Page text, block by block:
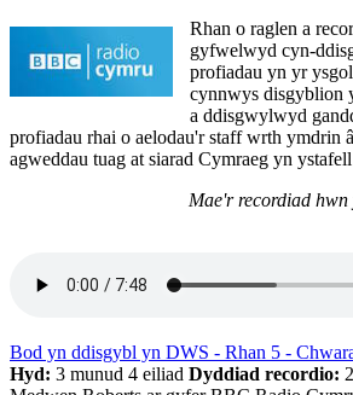
Rhan o raglen a
gyfwelwyd cyn-
profiadau yn yr
cynnwys disgyblion
a ddisgwylwyd
profiadau rhai o aelodau'r staff wrth ymdrin
agweddau tuag at siarad Cymraeg yn
Mae'r recordiad hwn
Bod yn ddisgybl yn DWS - Rhan 5 -
Hyd: 3 munud 4 eiliad Dyddiad recordio: